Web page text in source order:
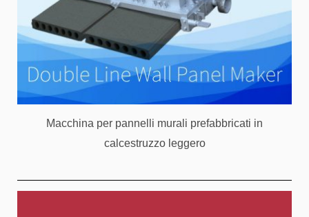
Macchina per pannelli murali prefabbricati in
calcestruzzo leggero